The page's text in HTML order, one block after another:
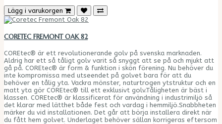
Lägg i varukorgen
CORETEC FREMONT OAK 82
COREtec® är ett revolutionerande golv på svenska marknaden.
Aldrig har ett så tåligt golv varit så snyggt att se på och mjukt att
gå på. COREtec® är form & funktion i skön förening. Nu behöver du
inte kompromissa med utseendet på golvet bara för att du
behöver en tålig yta. Vackra mönster, naturtrogen ytstruktur och en
matt yta gör COREtec® till ett exklusivt golv.Tåligheten är bäst i
klassen. COREtec® är klassificerat för användning i industrimiljö så
det klarar med lätthet både fest och vardag i hemmiljö.Snabbheten
märker du vid installationen. Det går att börja installera direkt när
du fått hem golvet. Underlaget behöver sällan korrigeras eftersom